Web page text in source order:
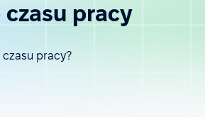
czasu pracy
pracy?